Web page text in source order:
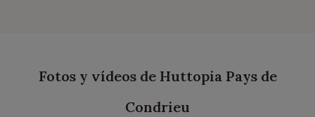
Fotos y vídeos de Huttopia Pays de
Condrieu